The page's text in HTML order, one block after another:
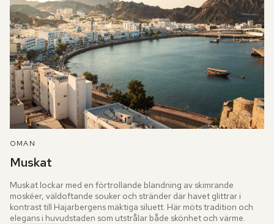
OMAN
Muskat
Muskat lockar med en förtrollande blandning av skimrande
moskéer, väldoftande souker och stränder där havet glittrar i
kontrast till Hajarbergens mäktiga siluett. Här möts tradition och
elegans i huvudstaden som utstrålar både skönhet och värme.